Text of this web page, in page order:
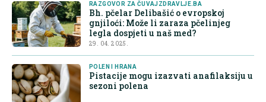
RAZGOVOR ZA ČUVAJZDRAVLJE.BA
Bh. pčelar Delibašić o evropskoj
gnjiloći: Može li zaraza pčelinjeg
legla dospjeti u naš med?
29. 04. 2025.
POLEN I HRANA
Pistacije mogu izazvati anafilaksiju u
sezoni polena